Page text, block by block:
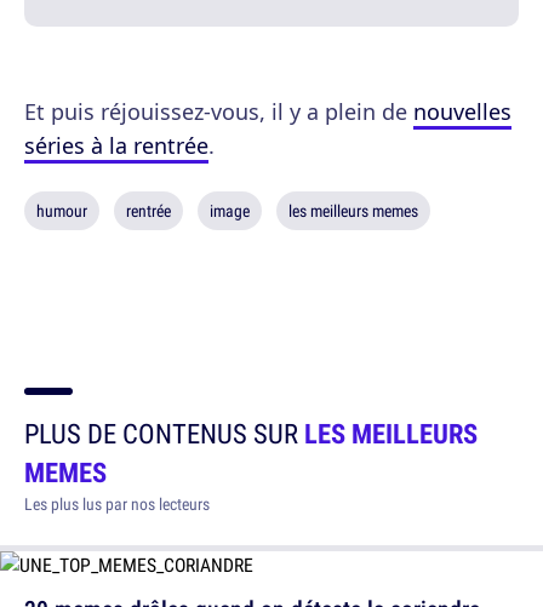
Et puis réjouissez-vous, il y a plein de nouvelles
séries à la rentrée.
humour rentrée image les meilleurs memes
PLUS DE CONTENUS SURLES MEILLEURS
MEMES
Les plus lus par nos lecteurs